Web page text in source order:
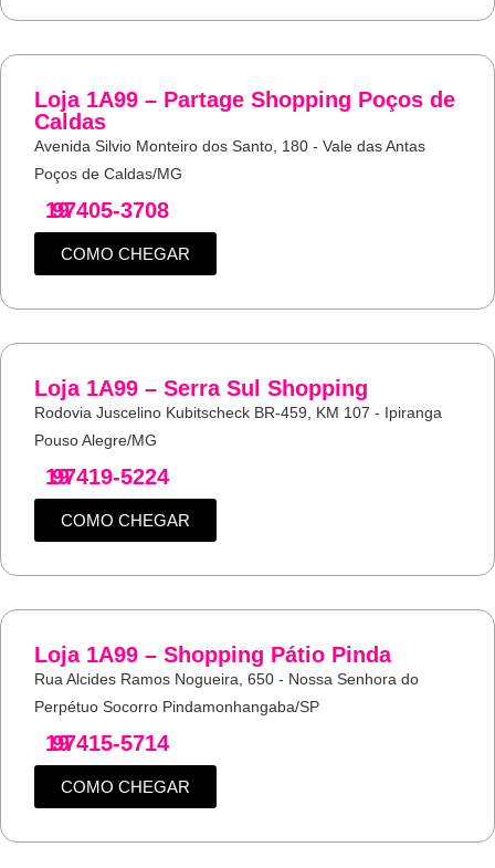
Loja 1A99 – Partage Shopping Poços de
Caldas
Avenida Silvio Monteiro dos Santo, 180 - Vale das Antas
Poços de Caldas/MG
19
97405-3708
COMO CHEGAR
Loja 1A99 – Serra Sul Shopping
Rodovia Juscelino Kubitscheck BR-459, KM 107 - Ipiranga
Pouso Alegre/MG
19
97419-5224
COMO CHEGAR
Loja 1A99 – Shopping Pátio Pinda
Rua Alcides Ramos Nogueira, 650 - Nossa Senhora do
Perpétuo Socorro Pindamonhangaba/SP
19
97415-5714
COMO CHEGAR